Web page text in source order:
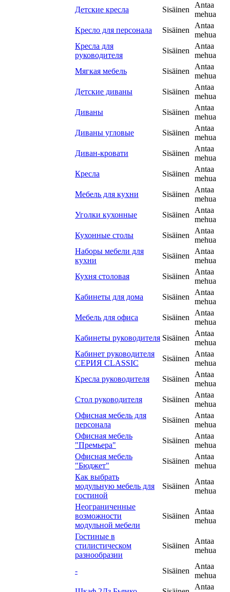
Детские кресла
Sisäinen
Antaa
mehua
Кресло для персонала
Sisäinen
Antaa
mehua
Кресла для
руководителя
Sisäinen
Antaa
mehua
Мягкая мебель
Sisäinen
Antaa
mehua
Детские диваны
Sisäinen
Antaa
mehua
Диваны
Sisäinen
Antaa
mehua
Диваны угловые
Sisäinen
Antaa
mehua
Диван-кровати
Sisäinen
Antaa
mehua
Кресла
Sisäinen
Antaa
mehua
Мебель для кухни
Sisäinen
Antaa
mehua
Уголки кухонные
Sisäinen
Antaa
mehua
Кухонные столы
Sisäinen
Antaa
mehua
Наборы мебели для
кухни
Sisäinen
Antaa
mehua
Кухня столовая
Sisäinen
Antaa
mehua
Кабинеты для дома
Sisäinen
Antaa
mehua
Мебель для офиса
Sisäinen
Antaa
mehua
Кабинеты руководителя Sisäinen
Antaa
mehua
Кабинет руководителя
СЕРИЯ CLASSIC
Sisäinen
Antaa
mehua
Кресла руководителя
Sisäinen
Antaa
mehua
Стол руководителя
Sisäinen
Antaa
mehua
Офисная мебель для
персонала
Sisäinen
Antaa
mehua
Офисная мебель
"Премьера"
Sisäinen
Antaa
mehua
Офисная мебель
"Бюджет"
Sisäinen
Antaa
mehua
Как выбрать
модульную мебель для
гостиной
Sisäinen
Antaa
mehua
Неограниченные
возможности
модульной мебели
Sisäinen
Antaa
mehua
Гостиные в
стилистическом
разнообразии
Sisäinen
Antaa
mehua
- Sisäinen
Antaa
mehua
Antaa